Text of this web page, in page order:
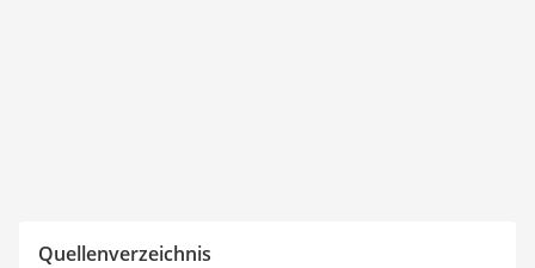
Quellenverzeichnis